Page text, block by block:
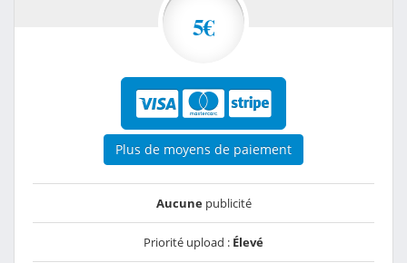
5€
Plus de moyens de paiement
Aucunepublicité
Priorité upload : Élevé